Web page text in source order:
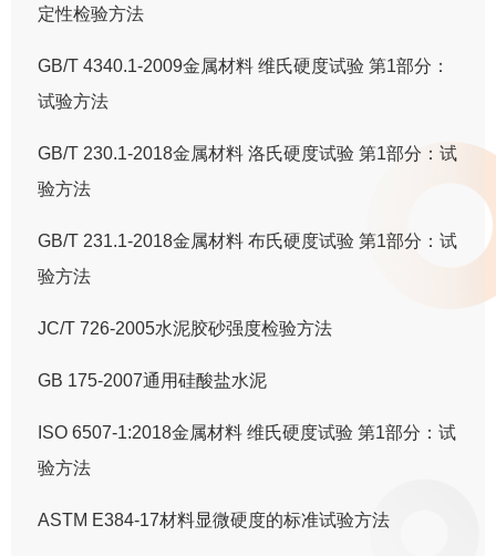
定性检验方法
GB/T 4340.1-2009金属材料 维氏硬度试验 第1部分：
试验方法
GB/T 230.1-2018金属材料 洛氏硬度试验 第1部分：试
验方法
GB/T 231.1-2018金属材料 布氏硬度试验 第1部分：试
验方法
JC/T 726-2005水泥胶砂强度检验方法
GB 175-2007通用硅酸盐水泥
ISO 6507-1:2018金属材料 维氏硬度试验 第1部分：试
验方法
ASTM E384-17材料显微硬度的标准试验方法